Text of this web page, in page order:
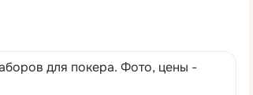
для покера. Фото, цены -